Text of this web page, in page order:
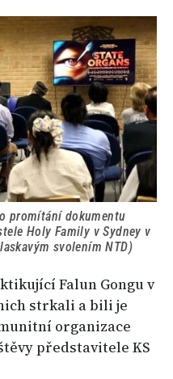
promítání dokumentu
Holy Family v Sydney v
svolením NTD)
Falun Gongu v
strkali a bili je
organizace
představitele KS